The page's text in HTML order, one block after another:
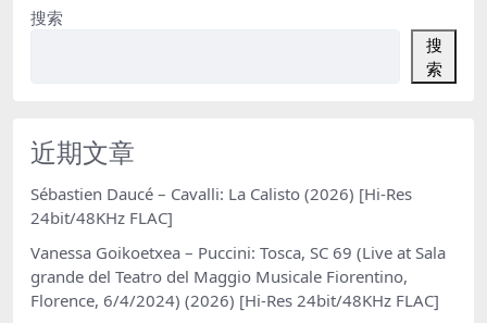
搜索
搜
索
近期文章
Sébastien Daucé – Cavalli: La Calisto (2026) [Hi-Res
24bit/48KHz FLAC]
Vanessa Goikoetxea – Puccini: Tosca, SC 69 (Live at Sala
grande del Teatro del Maggio Musicale Fiorentino,
Florence, 6/4/2024) (2026) [Hi-Res 24bit/48KHz FLAC]